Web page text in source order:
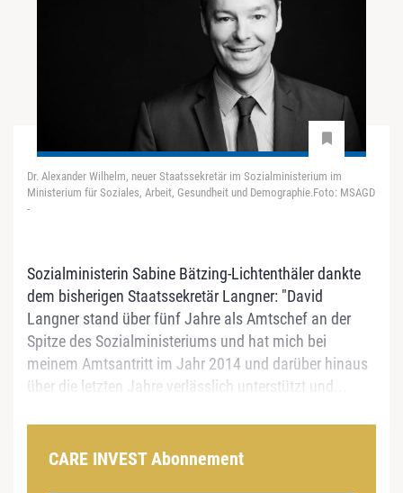
Dr. Alexander Wilhelm, neuer Staatssekretär im Sozialministerium im
Ministerium für Soziales, Arbeit, Gesundheit und Demographie.Foto: MSAGD
-
Sozialministerin Sabine Bätzing-Lichtenthäler dankte
dem bisherigen Staatssekretär Langner: "David
Langner stand über fünf Jahre als Amtschef an der
Spitze des Sozialministeriums und hat mich bei
meinem Amtsantritt im Jahr 2014 und darüber hinaus
über die letzten Jahre verlässlich unterstützt und...
CARE INVEST Abonnement